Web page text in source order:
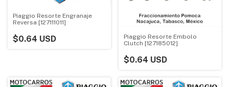
Piaggio Resorte Engranaje
Reversa [127111011]
$0.64 USD
Piaggio Resorte Embolo
Clutch [127185012]
$0.64 USD